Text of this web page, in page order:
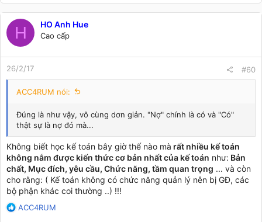
H HO Anh Hue
Cao cấp
26/2/17 #60
ACC4RUM nói:
Đúng là như vậy, vô cùng dơn giản. "Nợ" chính là có và "Có"
thật sự là nợ đó mà...
Không biết học kế toán bây giờ thế nào mà rất nhiều kế toán
không nắm được kiến thức cơ bản nhất của kế toán như: Bản
chất, Mục đích, yêu cầu, Chức năng, tầm quan trọng ... và còn
cho rằng: ( Kế toán không có chức năng quản lý nên bị GĐ, các
bộ phận khác coi thường ..) !!!
R
ACC4RUM